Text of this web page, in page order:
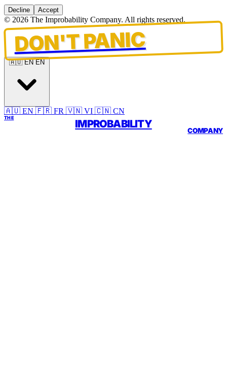
Decline Accept
© 2026 The Improbability Company. All rights reserved.
DON'T PANIC
🇦🇺 EN EN
🇦🇺 EN 🇫🇷 FR 🇻🇳 VI 🇨🇳 CN
THE IMPROBABILITY
COMPANY